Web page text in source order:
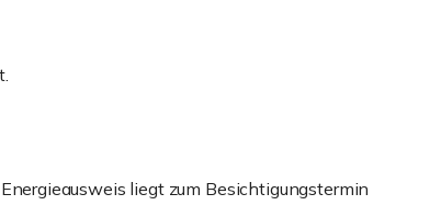
liegt zum Besichtigungstermin